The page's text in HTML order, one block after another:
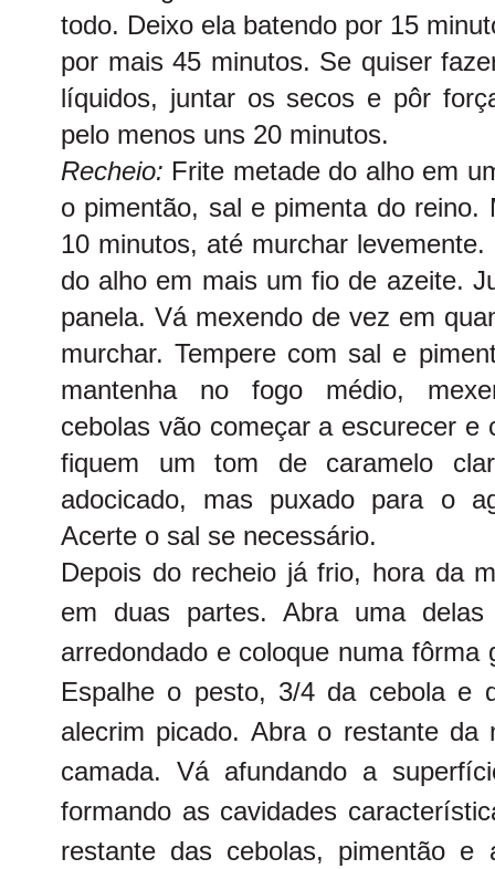
todo. Deixo ela batendo por 15
por mais 45 minutos. Se quiser
líquidos, juntar os secos e pôr
pelo menos uns 20 minutos.
Recheio: Frite metade do alho em
o pimentão, sal e pimenta do reino.
10 minutos, até murchar
do alho em mais um fio de azeite.
panela. Vá mexendo de vez em
murchar. Tempere com sal e
mantenha no fogo médio,
cebolas vão começar a escurecer e
fiquem um tom de caramelo
adocicado, mas puxado para o
Acerte o sal se necessário.
Depois do recheio já frio, hora da
em duas partes. Abra uma
arredondado e coloque numa fôrma
Espalhe o pesto, 3/4 da cebola e
alecrim picado. Abra o restante da
camada. Vá afundando a
formando as cavidades
restante das cebolas, pimentão e